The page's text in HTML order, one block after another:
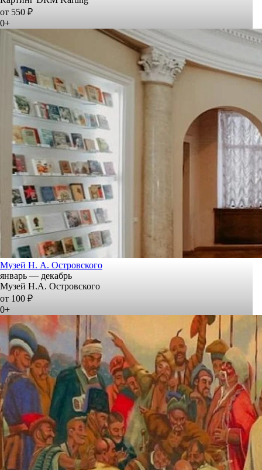
от 550 ₽
0+
Музей Н. А. Островского
январь — декабрь
Музей Н.А. Островского
от 100 ₽
0+